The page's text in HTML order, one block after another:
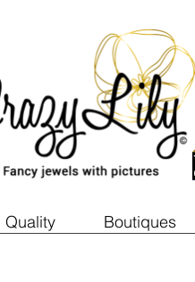
Quality Boutiques